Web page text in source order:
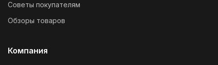
Советы покупателям
Обзоры товаров
Компания